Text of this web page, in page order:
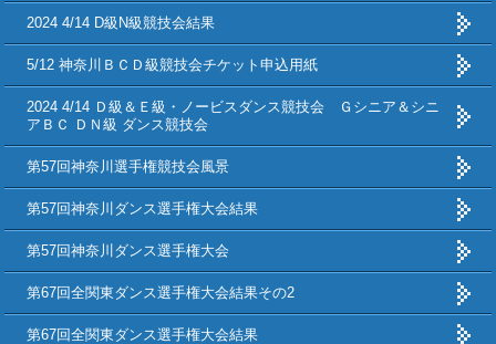
2024 4/14 D級N級競技会結果
5/12 神奈川ＢＣＤ級競技会チケット申込用紙
2024 4/14 Ｄ級＆Ｅ級・ノービスダンス競技会 Ｇシニア＆シニ
アＢＣ ＤＮ級 ダンス競技会
第57回神奈川選手権競技会風景
第57回神奈川ダンス選手権大会結果
第57回神奈川ダンス選手権大会
第67回全関東ダンス選手権大会結果その2
第67回全関東ダンス選手権大会結果